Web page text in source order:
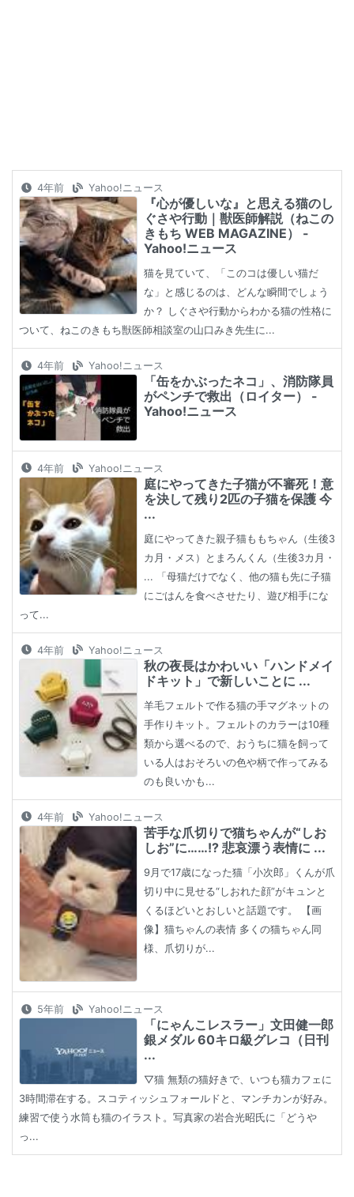
4年前 Yahoo!ニュース
『心が優しいな』と思える猫のし
ぐさや行動｜獣医師解説（ねこの
きもち WEB MAGAZINE） -
Yahoo!ニュース
猫を見ていて、「このコは優しい猫だ
な」と感じるのは、どんな瞬間でしょう
か？ しぐさや行動からわかる猫の性格に
ついて、ねこのきもち獣医師相談室の山口みき先生に...
4年前 Yahoo!ニュース
「缶をかぶったネコ」、消防隊員
がペンチで救出（ロイター） -
Yahoo!ニュース
4年前 Yahoo!ニュース
庭にやってきた子猫が不審死！意
を決して残り2匹の子猫を保護 今
...
庭にやってきた親子猫ももちゃん（生後3
カ月・メス）とまろんくん（生後3カ月・
... 「母猫だけでなく、他の猫も先に子猫
にごはんを食べさせたり、遊び相手にな
って...
4年前 Yahoo!ニュース
秋の夜長はかわいい「ハンドメイ
ドキット」で新しいことに ...
羊毛フェルトで作る猫の手マグネットの
手作りキット。フェルトのカラーは10種
類から選べるので、おうちに猫を飼って
いる人はおそろいの色や柄で作ってみる
のも良いかも...
4年前 Yahoo!ニュース
苦手な爪切りで猫ちゃんが“しお
しお”に……!? 悲哀漂う表情に ...
9月で17歳になった猫「小次郎」くんが爪
切り中に見せる“しおれた顔”がキュンと
くるほどいとおしいと話題です。 【画
像】猫ちゃんの表情 多くの猫ちゃん同
様、爪切りが...
5年前 Yahoo!ニュース
「にゃんこレスラー」文田健一郎
銀メダル 60キロ級グレコ（日刊
...
▽猫 無類の猫好きで、いつも猫カフェに
3時間滞在する。スコティッシュフォールドと、マンチカンが好み。
練習で使う水筒も猫のイラスト。写真家の岩合光昭氏に「どうや
っ...